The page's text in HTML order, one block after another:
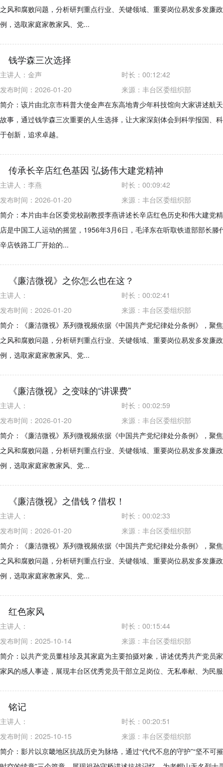
之风和腐败问题，分析研判重点行业、关键领域、重要岗位易发多发廉
例，选取家庭家教家风、党...
钱学森三次选择
主讲人： 金声 时长： 00:12:42
发布时间：2026-01-20
来源： 丰台区委组织部
简介：该片由北京市科普大使金声在东高地青少年科技馆向大家讲述航
故事，通过钱学森三次重要的人生选择，让大家深刻体会到科学报国、
于创新，追求卓越。
传承长辛店红色基因 弘扬伟大建党精神
主讲人： 李燕 时长： 00:09:42
发布时间：2026-01-20
来源： 丰台区委组织部
简介：本片由丰台区委党校副教授李燕讲述长辛店红色历史和伟大建党
店是中国工人运动的摇篮，1956年3月6日，毛泽东在听取铁道部部长
辛店铁路工厂开始的...
《廉洁微视》之你怎么也在这？
主讲人： 时长： 00:02:41
发布时间：2026-01-20
来源： 丰台区委组织部
简介：《廉洁微视》系列微视频依据《中国共产党纪律处分条例》，聚
之风和腐败问题，分析研判重点行业、关键领域、重要岗位易发多发廉
例，选取家庭家教家风、党...
《廉洁微视》之变味的“讲课费”
主讲人： 时长： 00:02:59
发布时间：2026-01-20
来源： 丰台区委组织部
简介：《廉洁微视》系列微视频依据《中国共产党纪律处分条例》，聚
之风和腐败问题，分析研判重点行业、关键领域、重要岗位易发多发廉
例，选取家庭家教家风、党...
《廉洁微视》之借钱？借权！
主讲人： 时长： 00:02:33
发布时间：2026-01-20
来源： 丰台区委组织部
简介：《廉洁微视》系列微视频依据《中国共产党纪律处分条例》，聚
之风和腐败问题，分析研判重点行业、关键领域、重要岗位易发多发廉
例，选取家庭家教家风、党...
红色家风
主讲人： 时长： 00:15:44
发布时间：2025-10-14
来源： 丰台区委组织部
简介：以共产党员董桂珍及其家庭为主要拍摄对象，讲述优秀共产党员
家风的感人事迹，展现丰台区优秀党员干部立足岗位、无私奉献、为民
铭记
主讲人： 时长： 00:20:51
发布时间：2025-10-15
来源： 丰台区委组织部
简介：影片以京畿地区抗战历史为脉络，通过“代代不息的守护”“坚不可